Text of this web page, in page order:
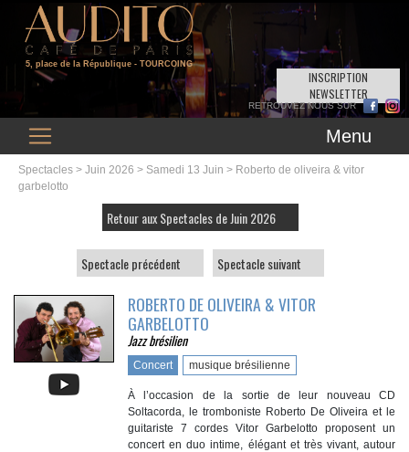
5, place de la République - TOURCOING
INSCRIPTION
NEWSLETTER
Menu
Spectacles > Juin 2026 > Samedi 13 Juin > Roberto de oliveira & vitor
garbelotto
Retour aux Spectacles de Juin 2026
Spectacle précédent Spectacle suivant
ROBERTO DE OLIVEIRA & VITOR
GARBELOTTO
Jazz brésilien
Concert musique brésilienne
À l’occasion de la sortie de leur nouveau CD
Soltacorda, le tromboniste Roberto De Oliveira et le
guitariste 7 cordes Vitor Garbelotto proposent un
concert en duo intime, élégant et très vivant, autour